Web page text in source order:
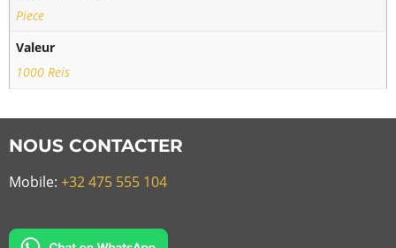
Piece
Valeur
1000 Reis
NOUS CONTACTER
Mobile: +32 475 555 104